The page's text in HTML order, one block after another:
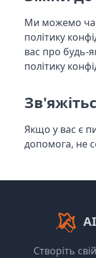
Ми можемо
політику
вас про будь-
політику
Якщо у вас є
допомога, не
Створіть